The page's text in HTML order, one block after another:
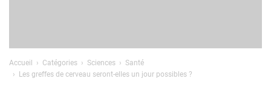
Accueil Catégories Sciences
Santé
Les greffes de cerveau seront-elles un jour possibles ?